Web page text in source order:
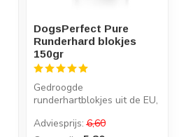
DogsPerfect Pure
Runderhard blokjes
150gr
Gedroogde
runderhartblokjes uit de EU,
eiwitten en zon...
Adviesprijs: 6,60